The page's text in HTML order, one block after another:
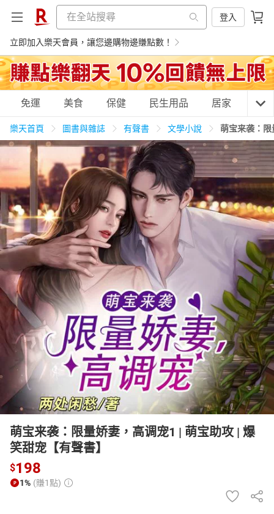
登入
立即加入樂天會員，讓您邊購物邊賺點數！
購物網分類
天天免運 美食蛋糕 養生保健 民生用品
居家生活 3C家電 運動休閒 親子玩具
女裝 男裝 化妝保養 情趣用品
日本購物 電子/紙本書
HOT
免運 美食 保健 民生用品 居家 3C
樂天首頁 圖書與雜誌 有聲書 文學小說 萌宝来袭：
萌宝来袭：限量娇妻，高调宠1 | 萌宝助攻 | 爆
笑甜宠【有聲書】
$198
1% (賺1點)